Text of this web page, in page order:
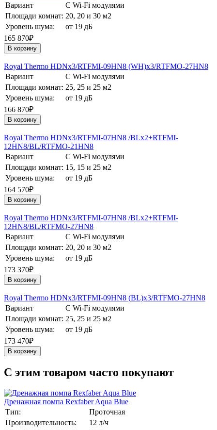
Вариант
С Wi-Fi модулями
Площади комнат: 20, 20 и 30 м2
Уровень шума:
от 19 дБ
165 870₽
В корзину
Royal Thermo HDNх3/RTFMI-09HN8 (WH)х3/RTFMO-27HN8
Вариант
С Wi-Fi модулями
Площади комнат: 25, 25 и 25 м2
Уровень шума:
от 19 дБ
166 870₽
В корзину
Royal Thermo HDNх3/RTFMI-07HN8 /BLх2+RTFMI-
12HN8/BL/RTFMO-21HN8
Вариант
С Wi-Fi модулями
Площади комнат: 15, 15 и 25 м2
Уровень шума:
от 19 дБ
164 570₽
В корзину
Royal Thermo HDNх3/RTFMI-07HN8 /BLх2+RTFMI-
12HN8/BL/RTFMO-27HN8
Вариант
С Wi-Fi модулями
Площади комнат: 20, 20 и 30 м2
Уровень шума:
от 19 дБ
173 370₽
В корзину
Royal Thermo HDNх3/RTFMI-09HN8 (BL)х3/RTFMO-27HN8
Вариант
С Wi-Fi модулями
Площади комнат: 25, 25 и 25 м2
Уровень шума:
от 19 дБ
173 470₽
В корзину
C этим товаром часто покупают
Дренажная помпа Rexfaber Aqua Blue
Тип:
Проточная
Производительность:
12 л/ч